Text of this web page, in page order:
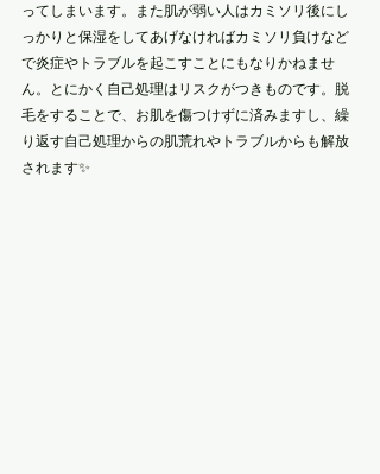
ってしまいます。また肌が弱い人はカミソリ後にし
っかりと保湿をしてあげなければカミソリ負けなど
で炎症やトラブルを起こすことにもなりかねませ
ん。とにかく自己処理はリスクがつきものです。脱
毛をすることで、お肌を傷つけずに済みますし、繰
り返す自己処理からの肌荒れやトラブルからも解放
されます✨